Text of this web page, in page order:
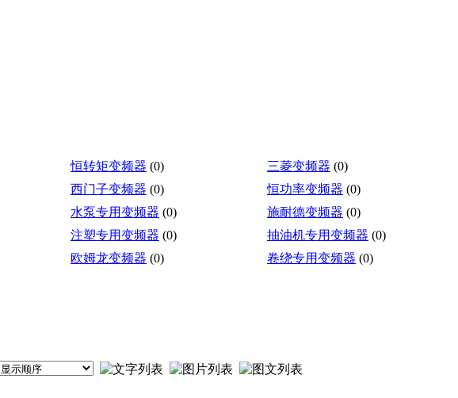
恒转矩变频器 (0) 三菱变频器 (0)
西门子变频器 (0) 恒功率变频器 (0)
水泵专用变频器 (0) 施耐德变频器 (0)
注塑专用变频器 (0) 抽油机专用变频器 (0)
欧姆龙变频器 (0) 卷绕专用变频器 (0)